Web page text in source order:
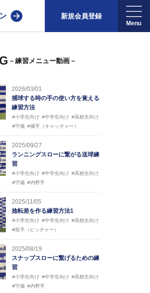
新規会員登録
－練習メニュー動画－
2026/03/01
捕球する時の手の使い方を覚える
練習方法
#小学生向け #中学生向け #高校生向け
#守備 #捕手（キャッチャー）
2025/09/27
ランニングスローに繋がる送球練
習
#小学生向け #中学生向け #高校生向け
#守備 #内野手
2025/11/05
捻転差を作る練習方法1
#小学生向け #中学生向け #高校生向け
#投手（ピッチャー）
2025/08/19
スナップスローに繋げるための練
習
#小学生向け #中学生向け #高校生向け
#守備 #内野手